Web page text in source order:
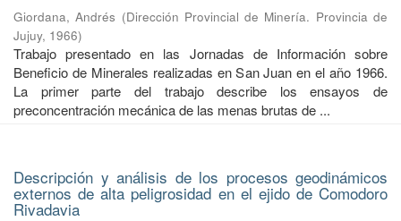
Giordana, Andrés (Dirección Provincial de Minería. Provincia de
Jujuy, 1966)
Trabajo presentado en las Jornadas de Información sobre
Beneficio de Minerales realizadas en San Juan en el año 1966.
La primer parte del trabajo describe los ensayos de
preconcentración mecánica de las menas brutas de ...
Descripción y análisis de los procesos geodinámicos
externos de alta peligrosidad en el ejido de Comodoro
Rivadavia